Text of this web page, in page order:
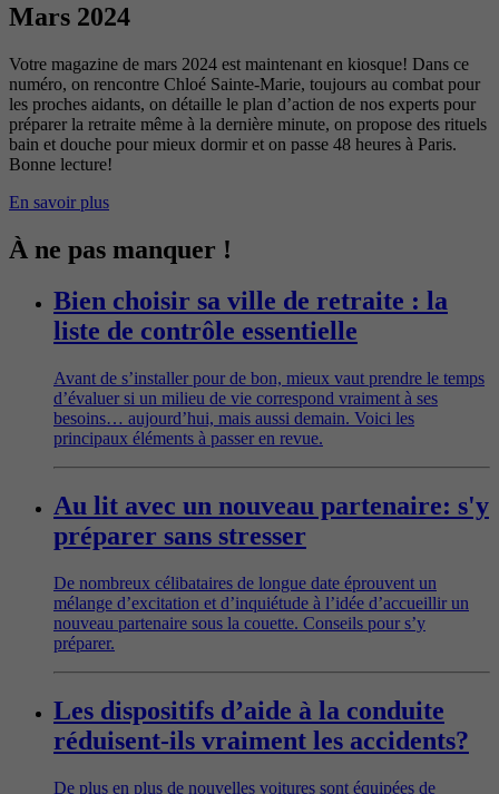
Mars 2024
Votre magazine de mars 2024 est maintenant en kiosque! Dans ce
numéro, on rencontre Chloé Sainte-Marie, toujours au combat pour
les proches aidants, on détaille le plan d’action de nos experts pour
préparer la retraite même à la dernière minute, on propose des rituels
bain et douche pour mieux dormir et on passe 48 heures à Paris.
Bonne lecture!
En savoir plus
À ne pas manquer !
Bien choisir sa ville de retraite : la
liste de contrôle essentielle
Avant de s’installer pour de bon, mieux vaut prendre le temps
d’évaluer si un milieu de vie correspond vraiment à ses
besoins… aujourd’hui, mais aussi demain. Voici les
principaux éléments à passer en revue.
Au lit avec un nouveau partenaire: s'y
préparer sans stresser
De nombreux célibataires de longue date éprouvent un
mélange d’excitation et d’inquiétude à l’idée d’accueillir un
nouveau partenaire sous la couette. Conseils pour s’y
préparer.
Les dispositifs d’aide à la conduite
réduisent-ils vraiment les accidents?
De plus en plus de nouvelles voitures sont équipées de